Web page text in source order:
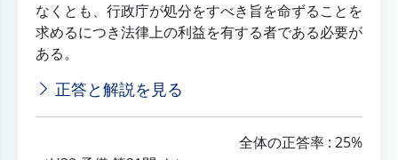
なくとも、行政庁が処分をすべき旨を命ずることを
求めるにつき法律上の利益を有する者である必要が
ある。
正答と解説を見る
全体の正答率 : 25%